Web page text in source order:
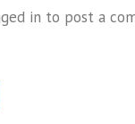
in to post a